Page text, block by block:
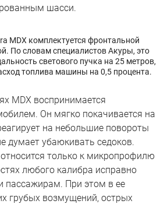
шасси.
MDX комплектуется фронтальной
По словам специалистов Акуры, это
светового пучка на 25 метров,
топлива машины на 0,5 процента.
MDX воспринимается
Он мягко покачивается на
на небольшие повороты
думает убаюкивать седоков.
только к микропрофилю
любого калибра исправно
пассажирам. При этом в ее
грубых возмущений, острых